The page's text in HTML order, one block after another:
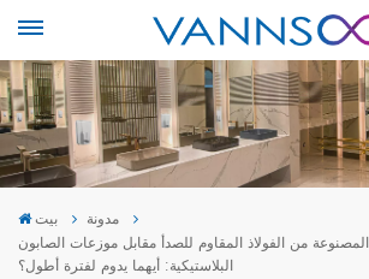
بيت
مدونة
من الفولاذ المقاوم للصدأ مقابل موزعات الصابون
البلاستيكية: أيهما يدوم لفترة أطول؟